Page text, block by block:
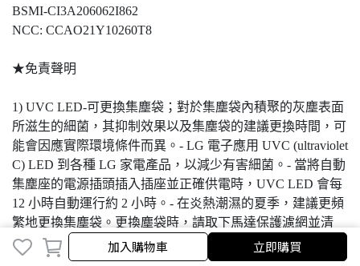
加入購物車 立即購買
BSMI-CI3A206062I862
NCC: CCAO21Y10260T8
★免責聲明
1) UVC LED-可更換集塵袋；對於集塵袋內積聚的灰塵表面
所滋生的細菌，其抑制效果以及集塵袋的建議更換時間，可
能會因應實際環境條件而異。- LG 電子應用 UVC (ultraviolet
C) LED 到各種 LG 家電產品，以減少有害細菌。- 當將自動
集塵座的電源插頭插入插座並正確供電時，UVC LED 會每
12 小時自動運行約 2 小時。- 在炎熱潮濕的夏季，建議更頻
繁地更換集塵袋。更換塵袋時，請取下馬達保護濾網並清
洗，待確認完全乾燥後方可重新使用。此外，請定期清潔放
置集塵袋的空間。請使用濕紙巾擦拭外部表面（使用含有酒